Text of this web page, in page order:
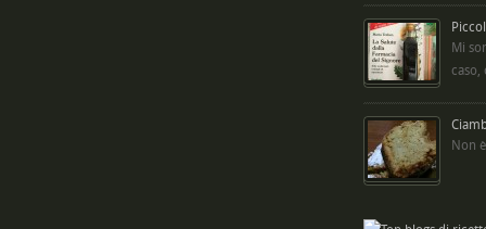
Mi
caso,
Non